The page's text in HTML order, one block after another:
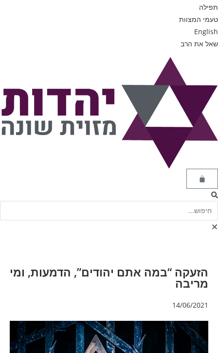
תפילה
טעמי המצוות
English
שאל את הרב
הזעקה “במה אתם יהודים”, הדמעות, ומי
מריבה
14/06/2021